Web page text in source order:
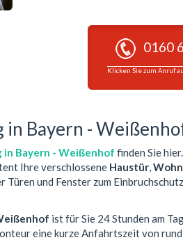
0160
Klicken Sie zum Anruf
in Bayern -
in Bayern - Weißenhof finden Sie
Ihre verschlossene Haustür,
Türen und Fenster zum
ist für Sie 24 Stunden am
eine kurze Anfahrtszeit von